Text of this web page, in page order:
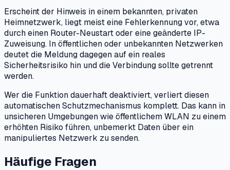
Erscheint der Hinweis in einem bekannten, privaten
Heimnetzwerk, liegt meist eine Fehlerkennung vor, etwa
durch einen Router-Neustart oder eine geänderte IP-
Zuweisung. In öffentlichen oder unbekannten Netzwerken
deutet die Meldung dagegen auf ein reales
Sicherheitsrisiko hin und die Verbindung sollte getrennt
werden.
Wer die Funktion dauerhaft deaktiviert, verliert diesen
automatischen Schutzmechanismus komplett. Das kann in
unsicheren Umgebungen wie öffentlichem WLAN zu einem
erhöhten Risiko führen, unbemerkt Daten über ein
manipuliertes Netzwerk zu senden.
Häufige Fragen